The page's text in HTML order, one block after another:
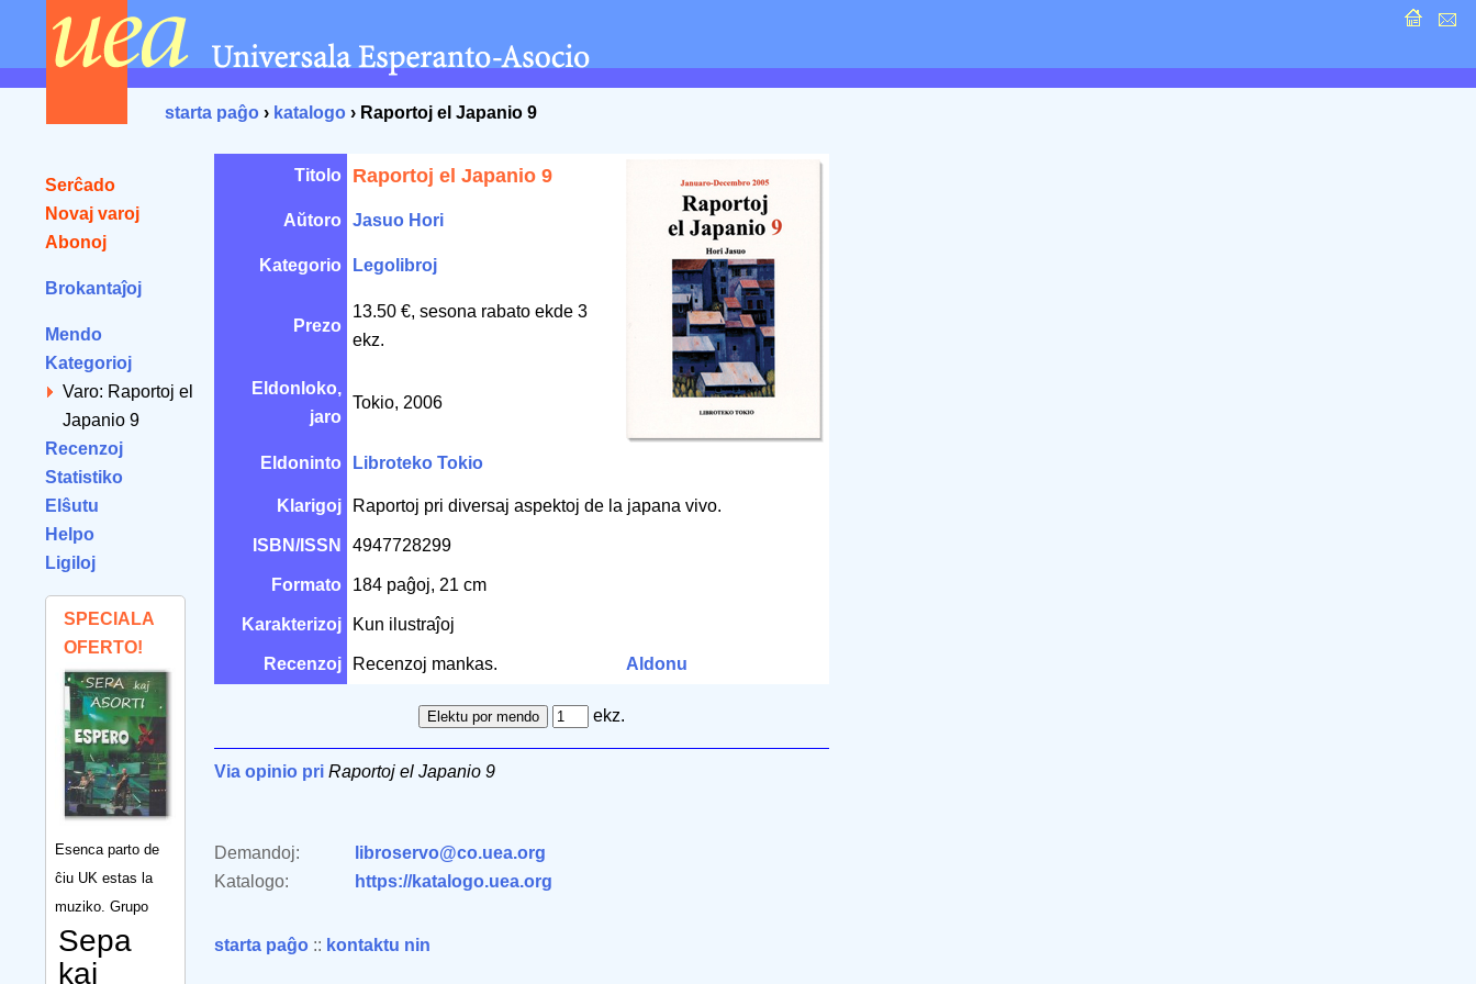
starta paĝo › katalogo › Raportoj el Japanio 9
Serĉado
Novaj varoj
Abonoj
Brokantaĵoj
Mendo
Kategorioj
Varo: Raportoj el
Japanio 9
Recenzoj
Statistiko
Elŝutu
Helpo
Ligiloj
SPECIALA
OFERTO!
Esenca parto de
ĉiu UK estas la
muziko. Grupo
Sepa
kaj
Titolo Raportoj el Japanio 9
Aŭtoro Jasuo Hori
Kategorio Legolibroj
Prezo
13.50 €, sesona rabato ekde 3
ekz.
Eldonloko,
jaro
Tokio, 2006
Eldoninto Libroteko Tokio
Klarigoj Raportoj pri diversaj aspektoj de la japana vivo.
ISBN/ISSN 4947728299
Formato 184 paĝoj, 21 cm
Karakterizoj Kun ilustraĵoj
Recenzoj Recenzoj mankas. Aldonu
ekz.
Via opinio pri Raportoj el Japanio 9
Demandoj:
libroservo@co.uea.org
Katalogo:
https://katalogo.uea.org
starta paĝo :: kontaktu nin